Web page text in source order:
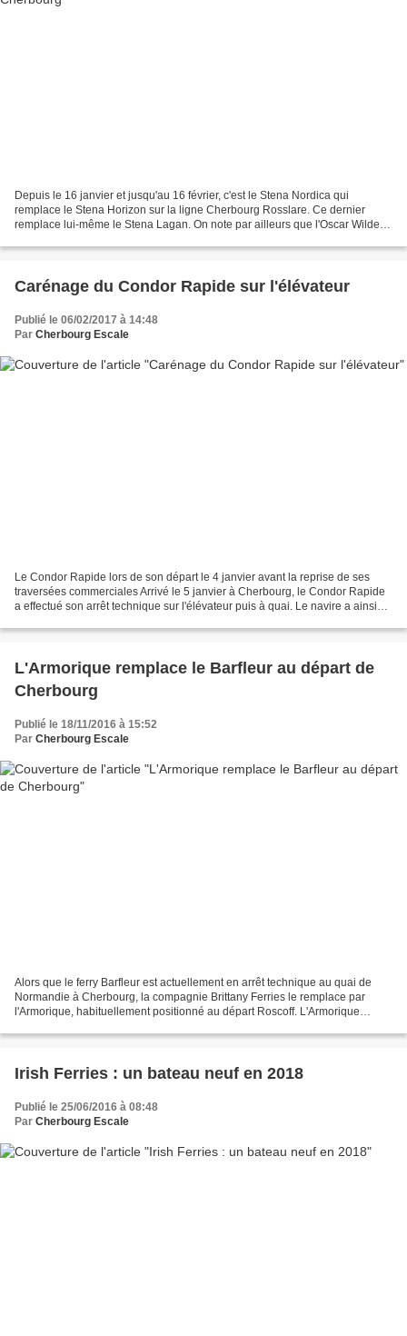
Depuis le 16 janvier et jusqu'au 16 février, c'est le Stena Nordica qui
remplace le Stena Horizon sur la ligne Cherbourg Rosslare. Ce dernier
remplace lui-même le Stena Lagan. On note par ailleurs que l'Oscar Wilde
Carénage du Condor Rapide sur l'élévateur
Publié le 06/02/2017 à 14:48
Par Cherbourg Escale
Le Condor Rapide lors de son départ le 4 janvier avant la reprise de ses
traversées commerciales Arrivé le 5 janvier à Cherbourg, le Condor Rapide
a effectué son arrêt technique sur l'élévateur puis à quai. Le navire a ainsi
L'Armorique remplace le Barfleur au départ de
Cherbourg
Publié le 18/11/2016 à 15:52
Par Cherbourg Escale
Alors que le ferry Barfleur est actuellement en arrêt technique au quai de
Normandie à Cherbourg, la compagnie Brittany Ferries le remplace par
l'Armorique, habituellement positionné au départ Roscoff. L'Armorique
Irish Ferries : un bateau neuf en 2018
Publié le 25/06/2016 à 08:48
Par Cherbourg Escale